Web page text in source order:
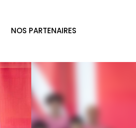
NOS PARTENAIRES